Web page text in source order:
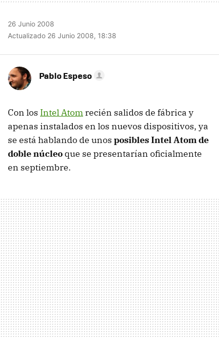
26 Junio 2008
Actualizado 26 Junio 2008, 18:38
Pablo Espeso
Con los Intel Atom recién salidos de fábrica y
apenas instalados en los nuevos dispositivos, ya
se está hablando de unos posibles Intel Atom de
doble núcleo que se presentarían oficialmente
en septiembre.